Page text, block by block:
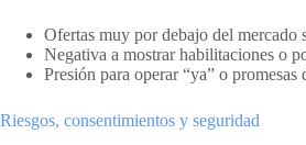
Ofertas muy por debajo del mercado
Negativa a mostrar habilitaciones o
Presión para operar “ya” o promesas
Riesgos, consentimientos y seguridad